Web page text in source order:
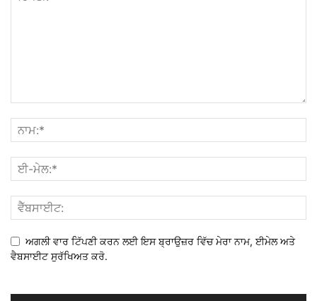
ਅਗਲੀ ਵਾਰ ਟਿੱਪਣੀ ਕਰਨ ਲਈ ਇਸ ਬ੍ਰਾਉਜ਼ਰ ਵਿੱਚ ਮੇਰਾ ਨਾਮ, ਈਮੇਲ ਅਤੇ
ਵੈਬਸਾਈਟ ਸੁਰੱਖਿਅਤ ਕਰੋ.